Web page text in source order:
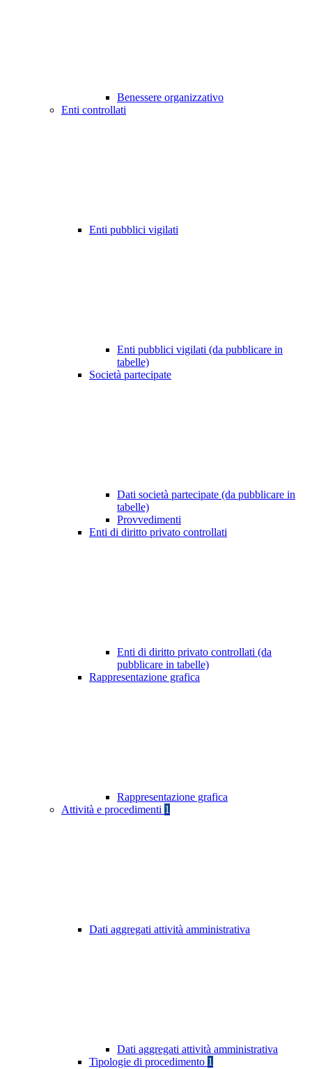
Benessere organizzativo
Enti controllati
Enti pubblici vigilati
Enti pubblici vigilati (da pubblicare in
tabelle)
Società partecipate
Dati società partecipate (da pubblicare in
tabelle)
Provvedimenti
Enti di diritto privato controllati
Enti di diritto privato controllati (da
pubblicare in tabelle)
Rappresentazione grafica
Rappresentazione grafica
Attività e procedimenti 1
Dati aggregati attività amministrativa
Dati aggregati attività amministrativa
Tipologie di procedimento 1